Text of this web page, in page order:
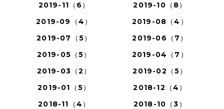
2019-11（6）
2019-10（8）
2019-09（4）
2019-08（4）
2019-07（5）
2019-06（7）
2019-05（5）
2019-04（7）
2019-03（2）
2019-02（5）
2019-01（5）
2018-12（4）
2018-11（4）
2018-10（3）